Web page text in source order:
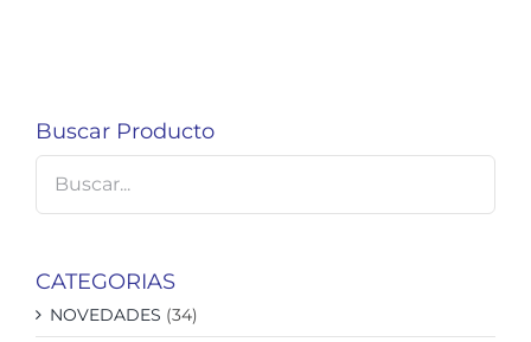
Buscar Producto
CATEGORIAS
NOVEDADES (34)